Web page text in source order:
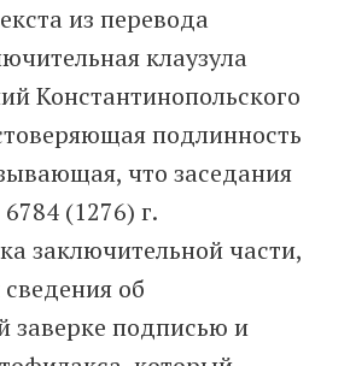
из перевода
клаузула
Константинопольского
подлинность
что заседания
(1276) г.
заключительной части,
об
заверке подписью и